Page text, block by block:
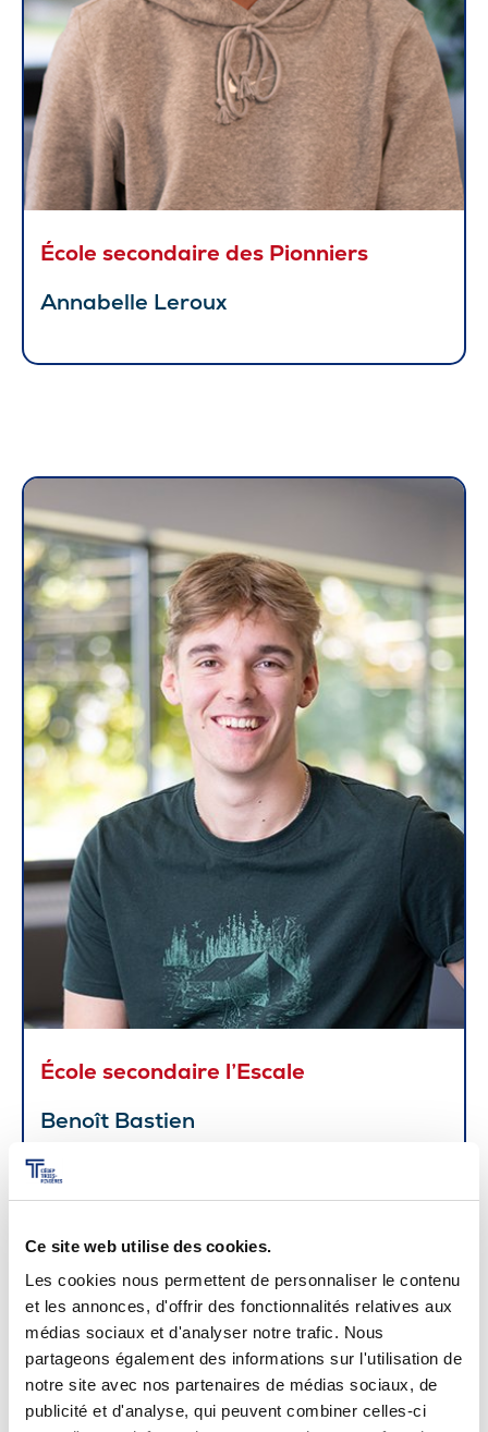
Ce site web utilise des cookies.
Les cookies nous permettent de personnaliser le contenu
et les annonces, d'offrir des fonctionnalités relatives aux
médias sociaux et d'analyser notre trafic. Nous
partageons également des informations sur l'utilisation de
notre site avec nos partenaires de médias sociaux, de
publicité et d'analyse, qui peuvent combiner celles-ci
École secondaire des Pionniers
Annabelle Leroux
École secondaire l’Escale
Benoît Bastien